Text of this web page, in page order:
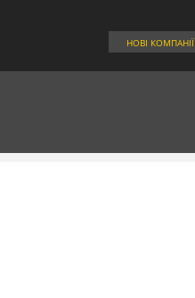
НОВІ КОМПАНІЇ